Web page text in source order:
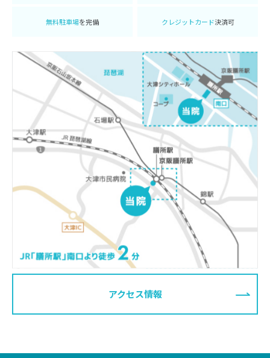
無料駐車場を完備 クレジットカード決済可
アクセス情報